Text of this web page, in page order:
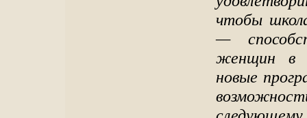
чтобы
—
женщин в
новые